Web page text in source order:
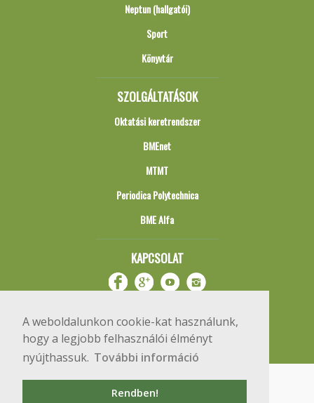
A weboldalunkon cookie-kat használunk,
hogy a legjobb felhasználói élményt
nyújthassuk. További információ
Rendben!
Neptun (hallgatói)
Sport
Könyvtár
SZOLGÁLTATÁSOK
Oktatási keretrendszer
BMEnet
MTMT
Periodica Polytechnica
BME Alfa
KAPCSOLAT
Copyright © 2020 BME Építőmérnöki Kar
1111 Budapest, Műegyetem rkp. 3.